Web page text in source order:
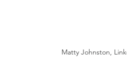
Matty Johnston,